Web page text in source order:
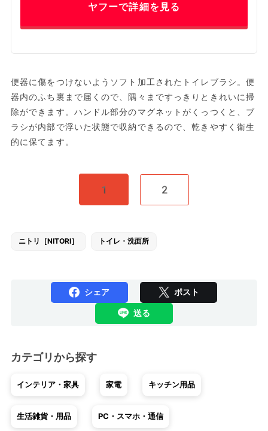
ヤフーで詳細を見る
便器に傷をつけないようソフト加工されたトイレブラシ。便
器内のふち裏まで届くので、隅々まですっきりときれいに掃
除ができます。ハンドル部分のマグネットがくっつくと、ブ
ラシが内部で浮いた状態で収納できるので、乾きやすく衛生
的に保てます。
1 2
ニトリ［NITORI］ トイレ・洗面所
シェア ポスト
送る
カテゴリから探す
インテリア・家具 家電 キッチン用品
生活雑貨・用品 PC・スマホ・通信